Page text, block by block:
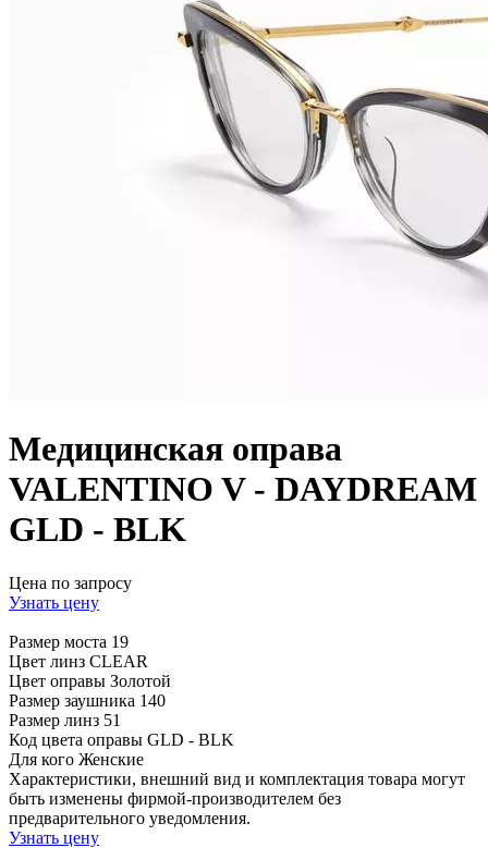
Медицинская оправа
VALENTINO V - DAYDREAM
GLD - BLK
Цена по запросу
Узнать цену
Размер моста 19
Цвет линз CLEAR
Цвет оправы Золотой
Размер заушника 140
Размер линз 51
Код цвета оправы GLD - BLK
Для кого Женские
Характеристики, внешний вид и комплектация товара могут
быть изменены фирмой-производителем без
предварительного уведомления.
Узнать цену